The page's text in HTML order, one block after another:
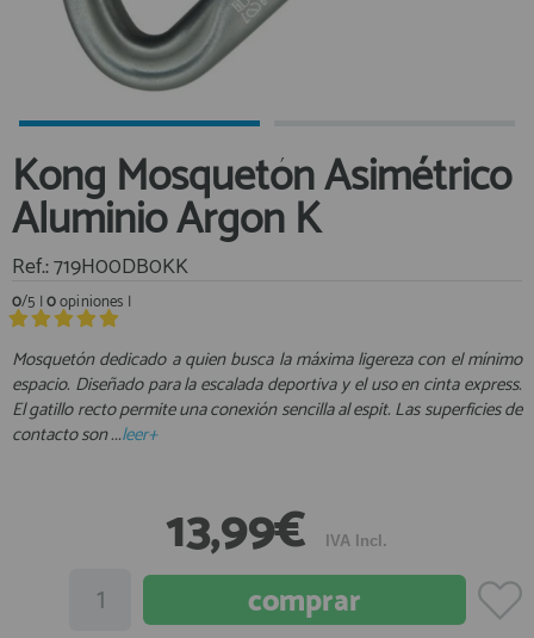
Equipo Personal
Fondeo y Amarre
Fundas, Lonas y Toldos
Kayaks
Libros
Mantenimiento y Limpieza
Motonautica
Motores
Navegacion
Neveras y Termos
Seguridad
Vela y Maniobra
Submarinismo
AFILIADOS
Al crear una cuenta en francobordo.com podrás realizar tus
compras rápidamente en nuestra tienda virtual, revisar el estado de
tus pedidos y consultar tus operaciones anteriores.
registro cliente
Área profesionales
Regístrate y aprovecha los descuentos y ventajas de ser
registro profesional
Kong Mosquetón Asimétrico
Aluminio Argon K
Ref.: 719H00DB0KK
0/5 |0opiniones |
Mosquetón dedicado a quien busca la máxima ligereza con el mínimo
espacio. Diseñado para la escalada deportiva y el uso en cinta express.
El gatillo recto permite una conexión sencilla al espit. Las superficies de
contacto son ...leer+
13,99€ IVA Incl.